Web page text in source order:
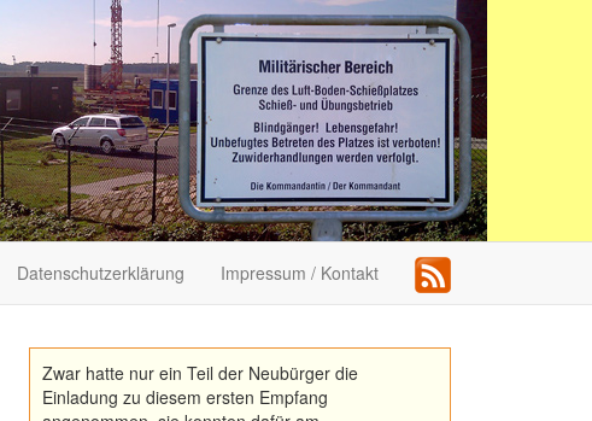
Datenschutzerklärung Impressum / Kontakt
Zwar hatte nur ein Teil der Neubürger die
Einladung zu diesem ersten Empfang